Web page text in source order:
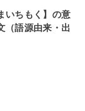
いちもく】の意
（語源由来・出